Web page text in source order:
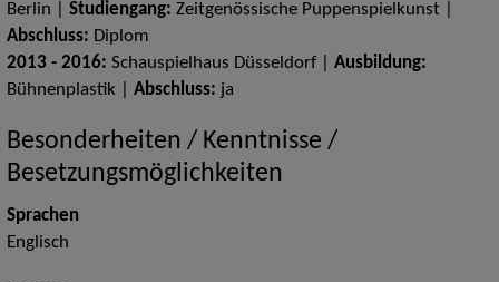
Berlin | Studiengang: Zeitgenössische Puppenspielkunst |
Abschluss: Diplom
2013 - 2016: Schauspielhaus Düsseldorf | Ausbildung:
Bühnenplastik | Abschluss: ja
Besonderheiten / Kenntnisse /
Besetzungsmöglichkeiten
Sprachen
Englisch